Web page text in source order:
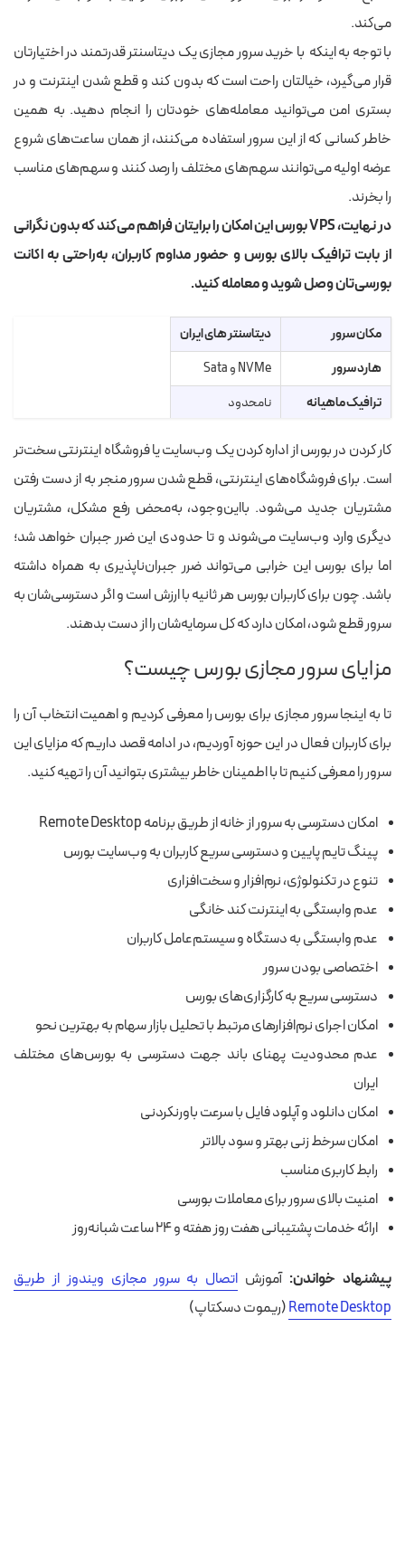
می‌کند.
با توجه به اینکه با خرید سرور مجازی یک دیتاسنتر قدرتمند در اختیارتان
قرار می­‌گیرد، خیالتان راحت است که بدون کند و قطع شدن اینترنت و در
بستری امن می‌توانید معامله‌های خودتان را انجام دهید. به همین
خاطر کسانی که از این سرور استفاده می‌کنند، از همان ساعت‌های شروع
عرضه اولیه می‌توانند سهم‌های مختلف را رصد کنند و سهم‌های مناسب
را بخرند.
در نهایت، VPS بورس این امکان را برایتان فراهم می‌کند که بدون نگرانی
از بابت ترافیک بالای بورس و حضور مداوم کاربران، به‌راحتی به اکانت
بورسی‌تان وصل شوید و معامله کنید.
مکان سرور
دیتاسنتر های ایران
هارد سرور
NVMe و Sata
ترافیک ماهیانه
نامحدود
کار کردن در بورس از اداره کردن یک وب‌سایت یا فروشگاه اینترنتی سخت‌تر
است. برای فروشگاه‌های اینترنتی، قطع شدن سرور منجر به از دست رفتن
مشتریان جدید می‌شود. بااین‌وجود، به‌محض رفع مشکل، مشتریان
دیگری وارد وب‌سایت می‌شوند و تا حدودی این ضرر جبران خواهد شد؛
اما برای بورس این خرابی می‌تواند ضرر جبران‌ناپذیری به همراه داشته
باشد. چون برای کاربران بورس هر ثانیه با ارزش است و اگر دسترسی‌شان به
سرور قطع شود، امکان دارد که کل سرمایه‌شان را از دست بدهند.
مزایای سرور مجازی بورس چیست؟
تا به اینجا سرور مجازی برای بورس را معرفی کردیم و اهمیت انتخاب آن را
برای کاربران فعال در این حوزه آوردیم، در ادامه قصد داریم که مزایای این
سرور را معرفی کنیم تا با اطمینان خاطر بیشتری بتوانید آن را تهیه کنید.
امکان دسترسی به سرور از خانه از طریق برنامه Remote Desktop
پینگ تایم پایین و دسترسی سریع کاربران به وب‌سایت بورس
تنوع در تکنولوژی، نرم‌افزار و سخت‌افزاری
عدم وابستگی به اینترنت کند خانگی
عدم وابستگی به دستگاه و سیستم‌عامل کاربران
اختصاصی بودن سرور
دسترسی سریع به کارگزاری‌های بورس
امکان اجرای نرم‌افزارهای مرتبط با تحلیل بازار سهام به بهترین نحو
عدم محدودیت پهنای باند جهت دسترسی به بورس‌های مختلف
ایران
امکان دانلود و آپلود فایل با سرعت باورنکردنی
امکان سرخط ‌زنی بهتر و سود بالاتر
رابط کاربری مناسب
امنیت بالای سرور برای معاملات بورسی
ارائه خدمات پشتیبانی هفت روز هفته و ۲۴ ساعت شبانه‌روز
پیشنهاد خواندن: آموزش اتصال به سرور مجازی ویندوز از طریق
Remote Desktop
(ریموت دسکتاپ)